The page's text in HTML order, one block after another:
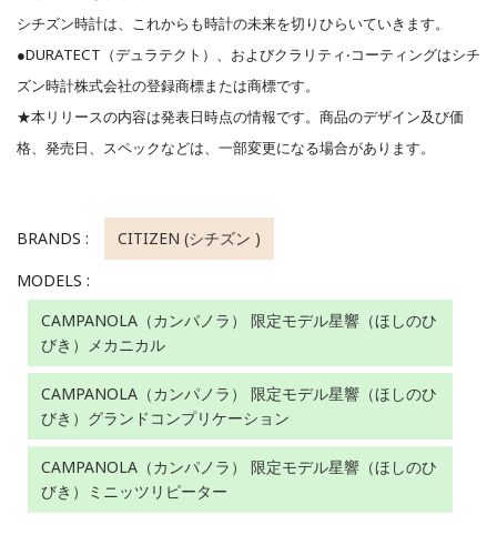
シチズン時計は、これからも時計の未来を切りひらいていきます。
●DURATECT（デュラテクト）、およびクラリティ‧コーティングはシチ
ズン時計株式会社の登録商標または商標です。
★本リリースの内容は発表⽇時点の情報です。商品のデザイン及び価
格、発売⽇、スペックなどは、⼀部変更になる場合があります。
BRANDS :
CITIZEN (シチズン )
MODELS :
CAMPANOLA（カンパノラ） 限定モデル星響（ほしのひ
びき）メカニカル
CAMPANOLA（カンパノラ） 限定モデル星響（ほしのひ
びき）グランドコンプリケーション
CAMPANOLA（カンパノラ） 限定モデル星響（ほしのひ
びき）ミニッツリピーター